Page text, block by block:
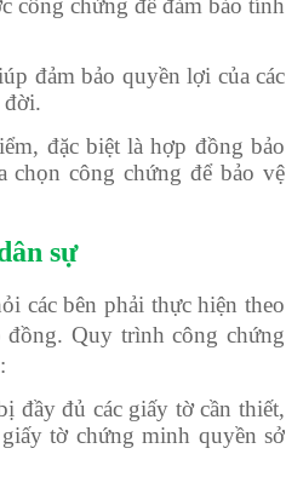
công chứng để đảm bảo tính
đảm bảo quyền lợi của các
đời.
đặc biệt là hợp đồng bảo
chọn công chứng để bảo vệ
sự
các bên phải thực hiện theo
Quy trình công chứng
đầy đủ các giấy tờ cần thiết,
tờ chứng minh quyền sở